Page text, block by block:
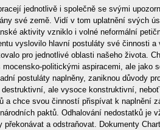
jednotlivě i společně se svými
své země. Vidí v tom uplatnění svých
aktivity vzniklo i volné neformální
vyslovilo hlavní postuláty své činnosti a
pro jednotlivé oblasti našeho života.
mocensko-politickými aspiracemi, ale jako
postuláty naplněny, zaniknou důvody
ale vysoce konstruktivní,
a chce svou činností přispívat k naplnění
paktů. Odhalování nedostatků je
překonávat a odstraňovat. Dokumenty